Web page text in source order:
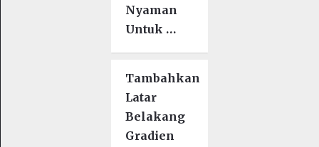
Nyaman
Untuk …
Tambahkan
Latar
Belakang
Gradien